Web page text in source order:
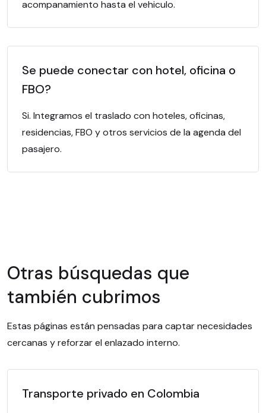
acompanamiento hasta el vehiculo.
Se puede conectar con hotel, oficina o
FBO?
Si. Integramos el traslado con hoteles, oficinas,
residencias, FBO y otros servicios de la agenda del
pasajero.
Otras búsquedas que
también cubrimos
Estas páginas están pensadas para captar necesidades
cercanas y reforzar el enlazado interno.
Transporte privado en Colombia